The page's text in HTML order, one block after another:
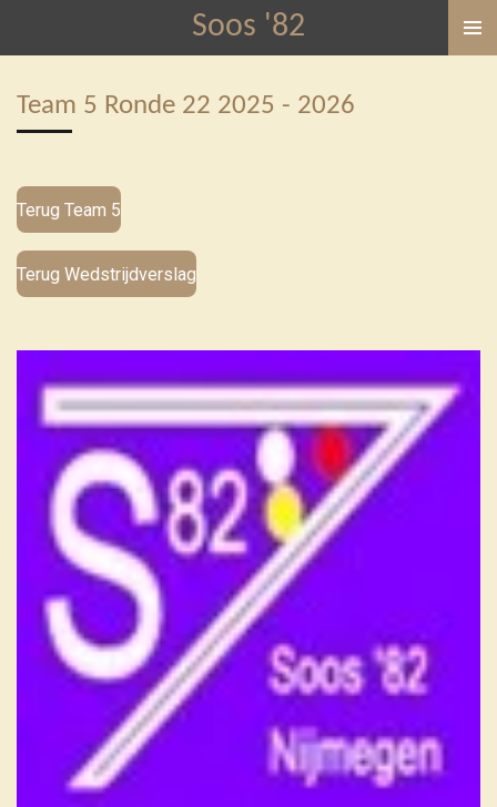
direct
de
hoofdinhoud
Soos '82
Team 5 Ronde 22 2025 - 2026
Terug Team 5
Terug Wedstrijdverslag